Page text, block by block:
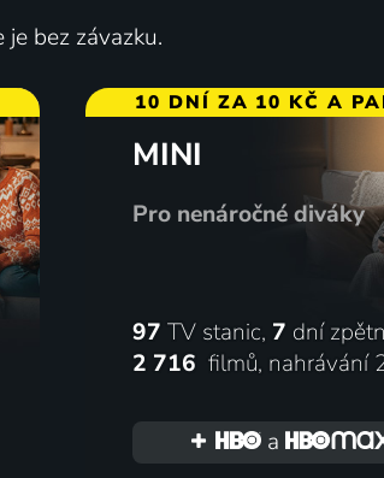
bez závazku.
10 DNÍ ZA 10 KČ A
MINI
Pro nenáročné diváky
97 TV stanic, 7 dní
2 716 filmů, nahrávání
a